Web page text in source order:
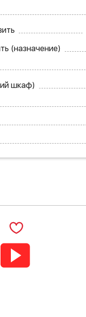
(назначение)
шкаф)